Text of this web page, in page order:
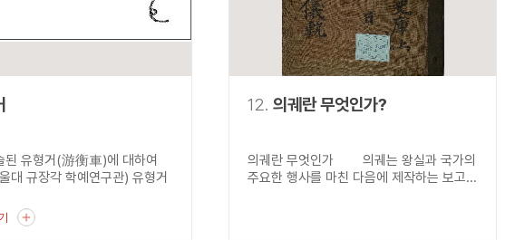
된 유형거(游衡車)에 대하여
대 규장각 학예연구관) 유형거
12. 의궤란 무엇인가?
의궤란 무엇인가 의궤는 왕실과 국가의
주요한 행사를 마친 다음에 제작하는 보고...